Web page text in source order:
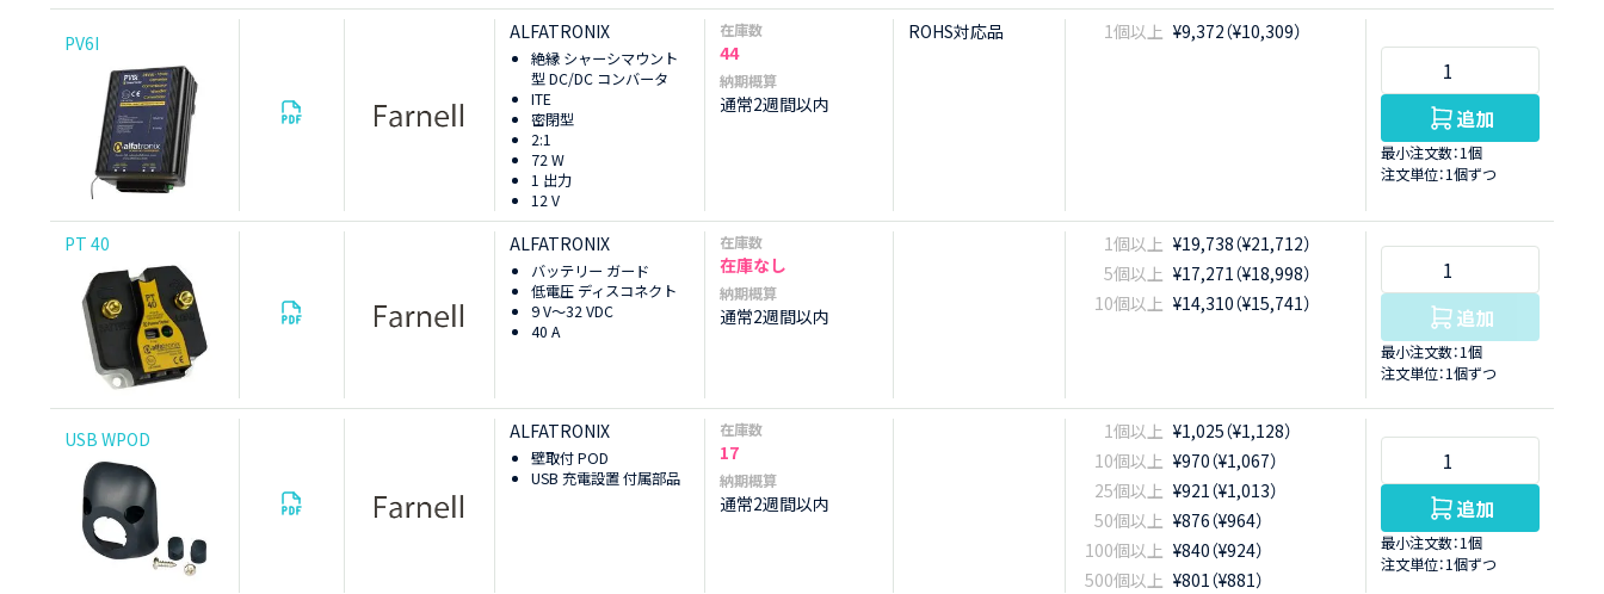
PV6I ALFATRONIX
絶縁 シャーシマウント
型 DC/DC コンバータ
ITE
密閉型
2:1
72 W
1 出力
12 V
在庫数
44
納期概算
通常2週間以内
ROHS対応品 1個以上 ¥9,372（¥10,309）
追加
最小注文数：1個
注文単位：1個ずつ
PT 40 ALFATRONIX
バッテリー ガード
低電圧 ディスコネクト
9 V～32 VDC
40 A
在庫数
在庫なし
納期概算
通常2週間以内
1個以上 ¥19,738（¥21,712）
5個以上 ¥17,271（¥18,998）
10個以上 ¥14,310（¥15,741）
追加
最小注文数：1個
注文単位：1個ずつ
USB WPOD ALFATRONIX
壁取付 POD
USB 充電設置 付属部品
在庫数
17
納期概算
通常2週間以内
1個以上 ¥1,025（¥1,128）
10個以上 ¥970（¥1,067）
25個以上 ¥921（¥1,013）
50個以上 ¥876（¥964）
100個以上 ¥840（¥924）
500個以上 ¥801（¥881）
追加
最小注文数：1個
注文単位：1個ずつ